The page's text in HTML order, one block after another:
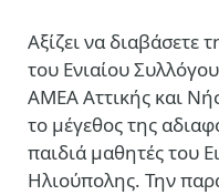
Αξίζει να διαβάσετε
του Ενιαίου
ΑΜΕΑ Αττικής και
το μέγεθος της
παιδιά μαθητές του
Ηλιούπολης. Την